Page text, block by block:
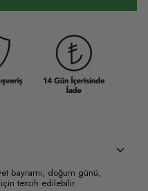
bayramı, doğum günü,
tercih edilebilir